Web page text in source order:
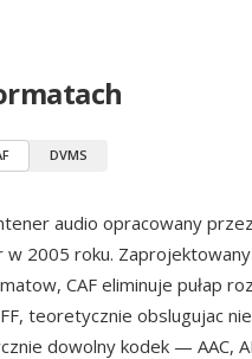
DVMS
audio opracowany przez
2005 roku.
CAF eliminuje pułap
teoretycznie obslugujac
dowolny kodek — AAC,